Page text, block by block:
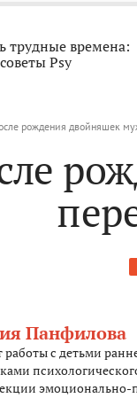
трудные времена:
Psy
рождения двойняшек
Панфилова
с детьми
эмоционально-